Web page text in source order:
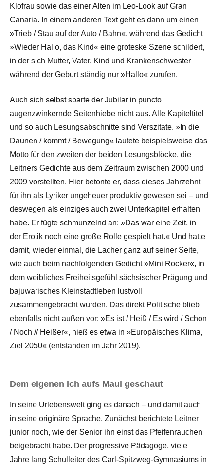
Klofrau sowie das einer Alten im Leo-Look auf Gran
Canaria. In einem anderen Text geht es dann um einen
»Trieb / Stau auf der Auto / Bahn«, während das Gedicht
»Wieder Hallo, das Kind« eine groteske Szene schildert,
in der sich Mutter, Vater, Kind und Krankenschwester
während der Geburt ständig nur »Hallo« zurufen.
Auch sich selbst sparte der Jubilar in puncto
augenzwinkernde Seitenhiebe nicht aus. Alle Kapiteltitel
und so auch Lesungsabschnitte sind Verszitate. »In die
Daunen / kommt / Bewegung« lautete beispielsweise das
Motto für den zweiten der beiden Lesungsblöcke, die
Leitners Gedichte aus dem Zeitraum zwischen 2000 und
2009 vorstellten. Hier betonte er, dass dieses Jahrzehnt
für ihn als Lyriker ungeheuer produktiv gewesen sei – und
deswegen als einziges auch zwei Unterkapitel erhalten
habe. Er fügte schmunzelnd an: »Das war eine Zeit, in
der Erotik noch eine große Rolle gespielt hat.« Und hatte
damit, wieder einmal, die Lacher ganz auf seiner Seite,
wie auch beim nachfolgenden Gedicht »Mini Rocker«, in
dem weibliches Freiheitsgefühl sächsischer Prägung und
bajuwarisches Kleinstadtleben lustvoll
zusammengebracht wurden. Das direkt Politische blieb
ebenfalls nicht außen vor: »Es ist / Heiß / Es wird / Schon
/ Noch // Heißer«, hieß es etwa in »Europäisches Klima,
Ziel 2050« (entstanden im Jahr 2019).
Dem eigenen Ich aufs Maul geschaut
In seine Urlebenswelt ging es danach – und damit auch
in seine originäre Sprache. Zunächst berichtete Leitner
junior noch, wie der Senior ihn einst das Pfeifenrauchen
beigebracht habe. Der progressive Pädagoge, viele
Jahre lang Schulleiter des Carl-Spitzweg-Gymnasiums in